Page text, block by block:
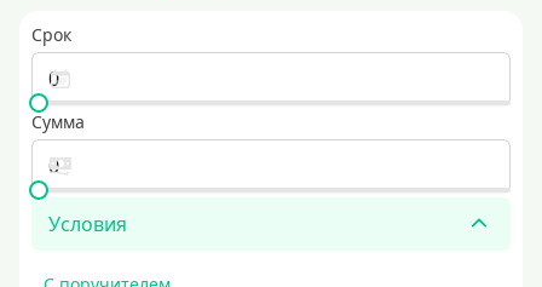
Срок
Сумма
Условия